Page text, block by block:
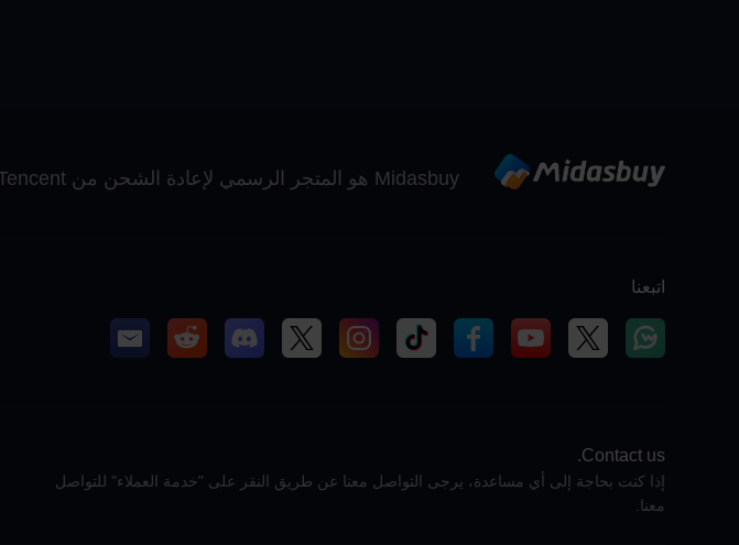
Midasbuy هو المتجر الرسمي لإعادة الشحن من Tencent. ادفع بأمان وسرعة ومتعة في Midasbuy.
اتبعنا
Contact us.
إذا كنت بحاجة إلى أي مساعدة، يرجى التواصل معنا عن طريق النقر على "خدمة العملاء" للتواصل
معنا.